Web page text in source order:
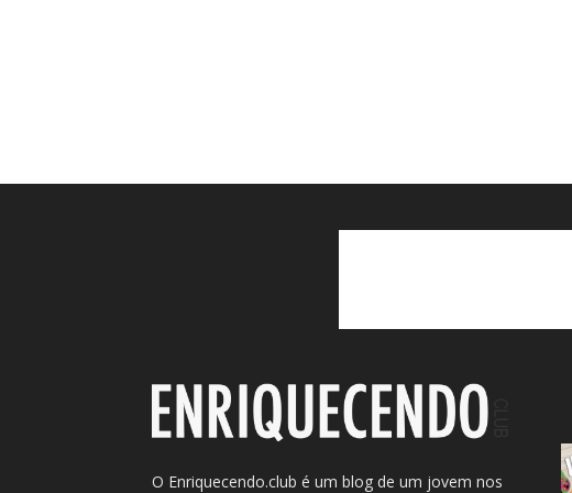
O Enriquecendo.club é um blog de um jovem nos